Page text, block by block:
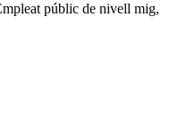
públic de nivell mig,